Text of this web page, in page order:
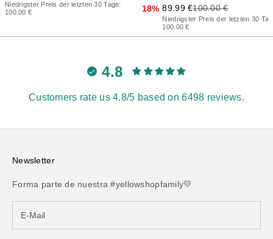
Niedrigster Preis der letzten 30 Tage:
100.00 €
18% Precio de oferta
89.99 €Precio anterior
100.00 €
Niedrigster Preis der letzten 30
100.00 €
4.8
Customers rate us 4.8/5 based on 6498 reviews.
Newsletter
Forma parte de nuestra #yellowshopfamily💛